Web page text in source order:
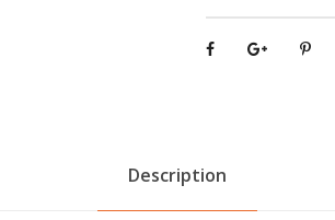
-
Description